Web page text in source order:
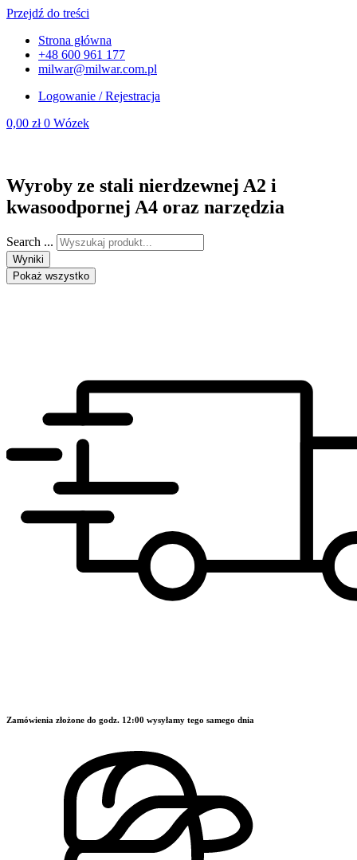
Przejdź do treści
Strona główna
+48 600 961 177
milwar@milwar.com.pl
Logowanie / Rejestracja
0,00 zł 0 Wózek
Wyroby ze stali nierdzewnej A2 i
kwasoodpornej A4 oraz narzędzia
Search ...
Wyniki
Pokaż wszystko
Zamówienia złożone do godz. 12:00 wysyłamy tego samego dnia